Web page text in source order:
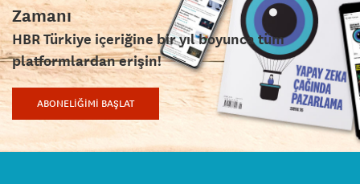
Zamanı
HBR Türkiye içeriğine bir yıl boyunca tüm
platformlardan erişin!
ABONELİĞİMİ BAŞLAT